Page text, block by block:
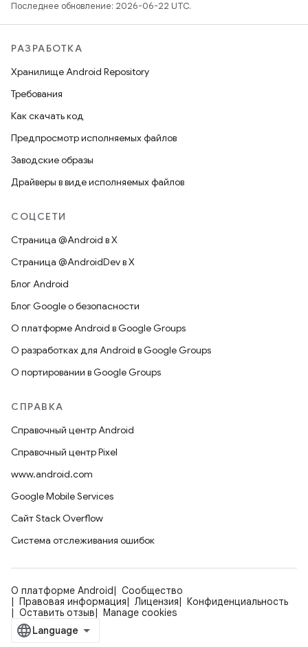
Последнее обновление: 2026-06-22 UTC.
РАЗРАБОТКА
Хранилище Android Repository
Требования
Как скачать код
Предпросмотр исполняемых файлов
Заводские образы
Драйверы в виде исполняемых файлов
СОЦСЕТИ
Страница @Android в X
Страница @AndroidDev в X
Блог Android
Блог Google о безопасности
О платформе Android в Google Groups
О разработках для Android в Google Groups
О портировании в Google Groups
СПРАВКА
Справочный центр Android
Справочный центр Pixel
www.android.com
Google Mobile Services
Сайт Stack Overflow
Система отслеживания ошибок
О платформе Android
Сообщество
Правовая информация
Лицензия
Конфиденциальность
Оставить отзыв
Manage cookies